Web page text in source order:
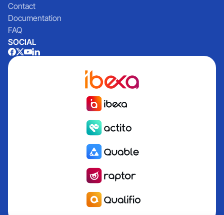
Contact
Documentation
FAQ
SOCIAL